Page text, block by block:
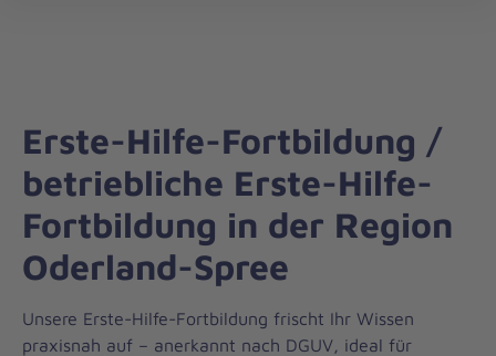
Erste-Hilfe-Fortbildung /
betriebliche Erste-Hilfe-
Fortbildung in der Region
Oderland-Spree
Unsere Erste-Hilfe-Fortbildung frischt Ihr Wissen
praxisnah auf – anerkannt nach DGUV, ideal für